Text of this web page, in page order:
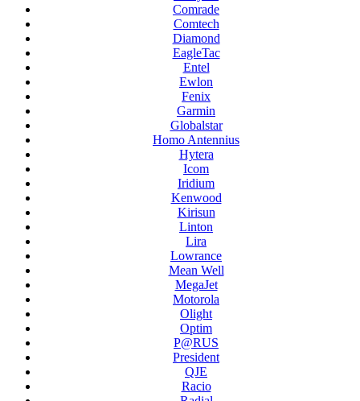
Comrade
Comtech
Diamond
EagleTac
Entel
Ewlon
Fenix
Garmin
Globalstar
Homo Antennius
Hytera
Icom
Iridium
Kenwood
Kirisun
Linton
Lira
Lowrance
Mean Well
MegaJet
Motorola
Olight
Optim
P@RUS
President
QJE
Racio